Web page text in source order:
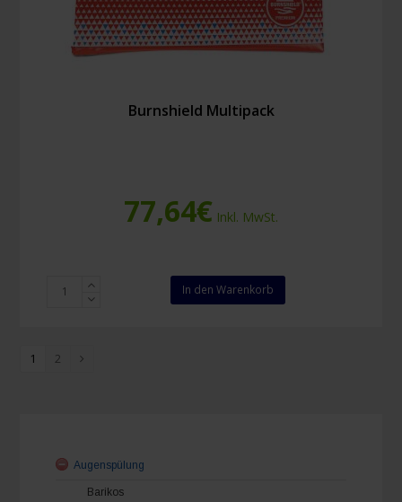
Burnshield Multipack
77,64€ Inkl. MwSt.
Burnshield
Multipack
In den Warenkorb
1 2
Augenspülung
Barikos